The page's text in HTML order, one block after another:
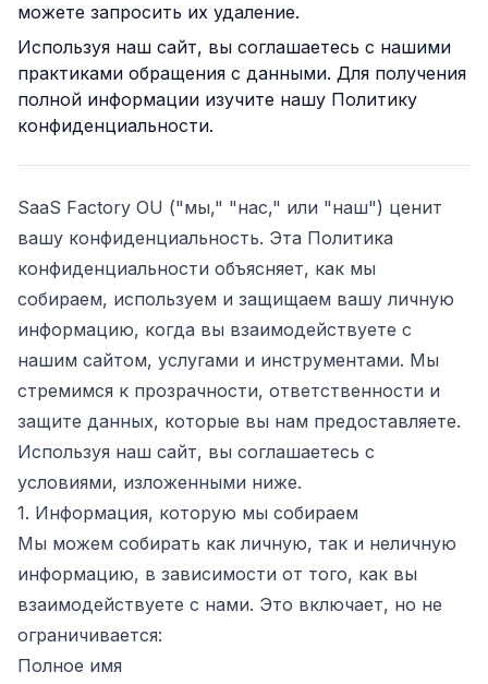
можете запросить их удаление.
Используя наш сайт, вы соглашаетесь с нашими
практиками обращения с данными. Для получения
полной информации изучите нашу Политику
конфиденциальности.
SaaS Factory OU ("мы," "нас," или "наш") ценит
вашу конфиденциальность. Эта Политика
конфиденциальности объясняет, как мы
собираем, используем и защищаем вашу личную
информацию, когда вы взаимодействуете с
нашим сайтом, услугами и инструментами. Мы
стремимся к прозрачности, ответственности и
защите данных, которые вы нам предоставляете.
Используя наш сайт, вы соглашаетесь с
условиями, изложенными ниже.
1. Информация, которую мы собираем
Мы можем собирать как личную, так и неличную
информацию, в зависимости от того, как вы
взаимодействуете с нами. Это включает, но не
ограничивается:
Полное имя